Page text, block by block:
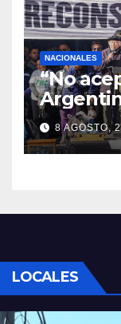
NACIONALES
“No
8 AGOSTO,
LOCALES